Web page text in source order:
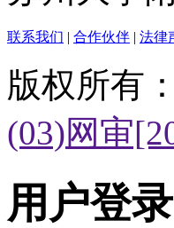
联系我们 | 合作伙伴 | 法律
版权所有
(03)网审
用户登录